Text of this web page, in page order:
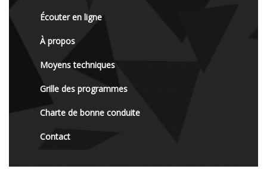
Écouter en ligne
À propos
Moyens techniques
Grille des programmes
Charte de bonne conduite
Contact